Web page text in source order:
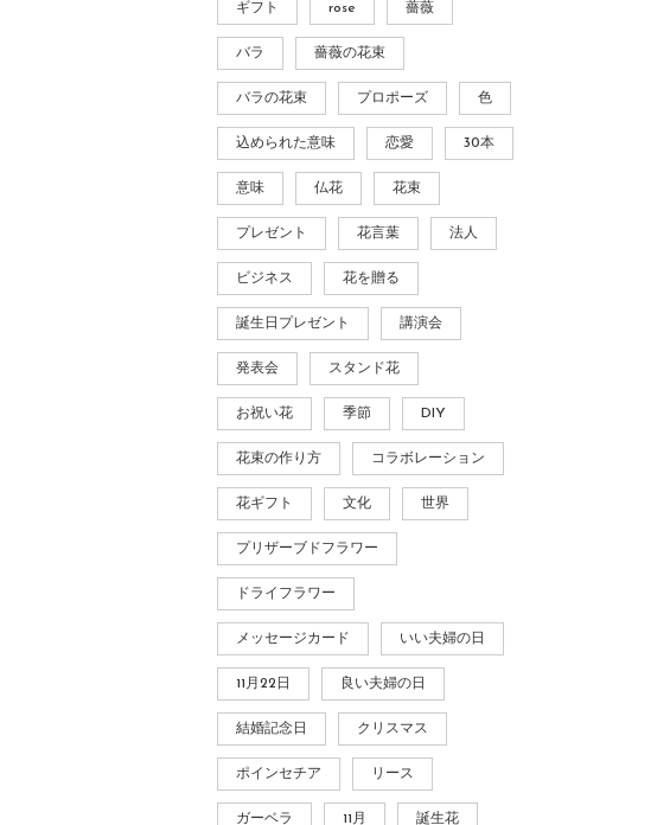
ギフト rose 薔薇
バラ 薔薇の花束
バラの花束 プロポーズ 色
込められた意味 恋愛 30本
意味 仏花 花束
プレゼント 花言葉 法人
ビジネス 花を贈る
誕生日プレゼント 講演会
発表会 スタンド花
お祝い花 季節 DIY
花束の作り方 コラボレーション
花ギフト 文化 世界
プリザーブドフラワー
ドライフラワー
メッセージカード いい夫婦の日
11月22日 良い夫婦の日
結婚記念日 クリスマス
ポインセチア リース
ガーベラ 11月 誕生花